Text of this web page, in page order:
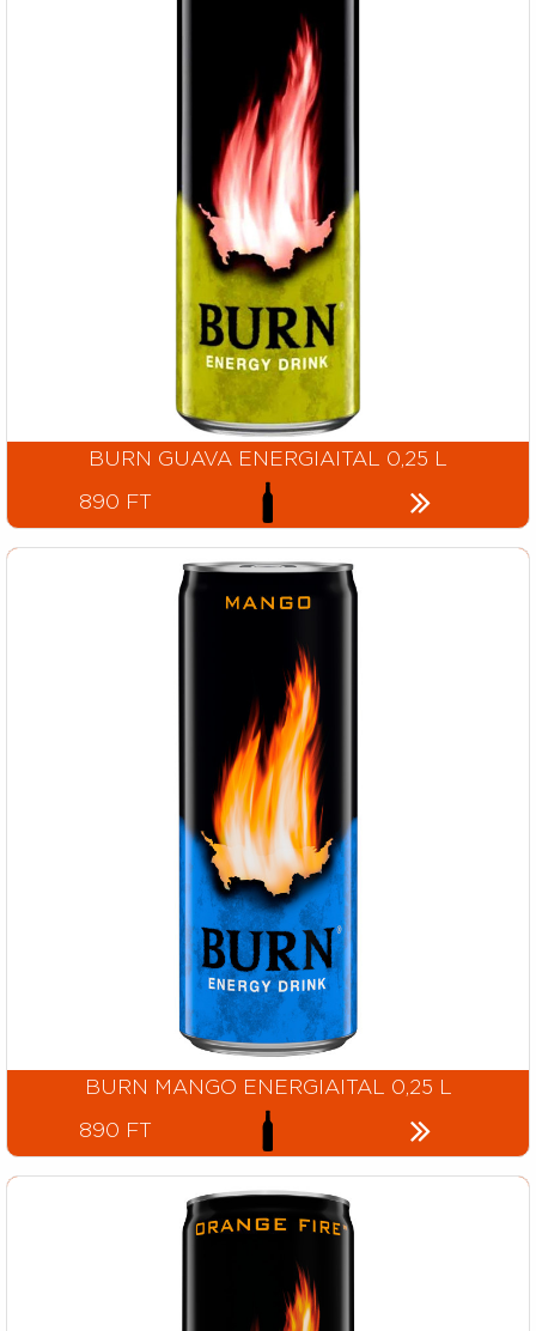
BURN GUAVA ENERGIAITAL 0,25 L
890 FT
BURN MANGO ENERGIAITAL 0,25 L
890 FT